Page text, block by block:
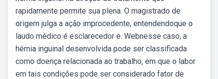
rapidamente permite sua plena. O magistrado de
origem julga a ação improcedente, entendendoque o
laudo médico é esclarecedor e. Webnesse caso, a
hérnia inguinal desenvolvida pode ser classificada
como doença relacionada ao trabalho, em que o labor
em tais condições pode ser considerado fator de